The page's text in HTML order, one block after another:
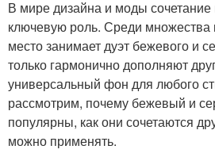
В мире дизайна и моды сочетание
ключевую роль. Среди множества
место занимает дуэт бежевого и
только гармонично дополняют
универсальный фон для любого
рассмотрим, почему бежевый и
популярны, как они сочетаются
можно применять.